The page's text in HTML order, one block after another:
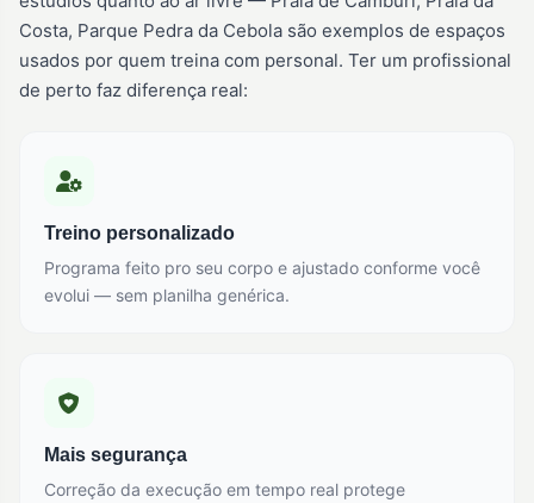
Costa, Parque Pedra da Cebola são exemplos de espaços
usados por quem treina com personal. Ter um profissional
de perto faz diferença real:
Treino personalizado
Programa feito pro seu corpo e ajustado conforme você
evolui — sem planilha genérica.
Mais segurança
Correção da execução em tempo real protege